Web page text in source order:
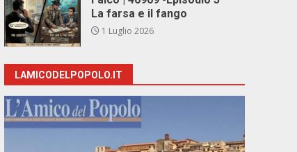
La farsa e il fango
1 Luglio 2026
LAMICODELPOPOLO.IT